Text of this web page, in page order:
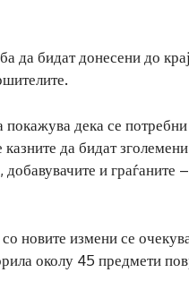
да бидат донесени до
покажува дека се потребни
да бидат зголемени
добавувачите и граѓаните –
новите измени се
околу 45 предмети